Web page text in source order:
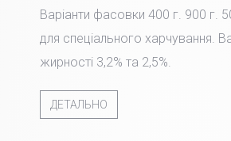
Варіанти фасовки 400 г. 900 г.
для спеціального харчування.
жирності 3,2% та 2,5%.
ДЕТАЛЬНО